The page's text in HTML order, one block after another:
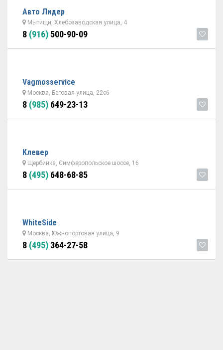
Авто Лидер
Мытищи, Хлебозаводская улица, 4
8 (916) 500-90-09
Vagmosservice
Москва, Беговая улица, 22с6
8 (985) 649-23-13
Клевер
Щербинка, Симферопольское шоссе, 16
8 (495) 648-68-85
WhiteSide
Москва, Южнопортовая улица, 9
8 (495) 364-27-58